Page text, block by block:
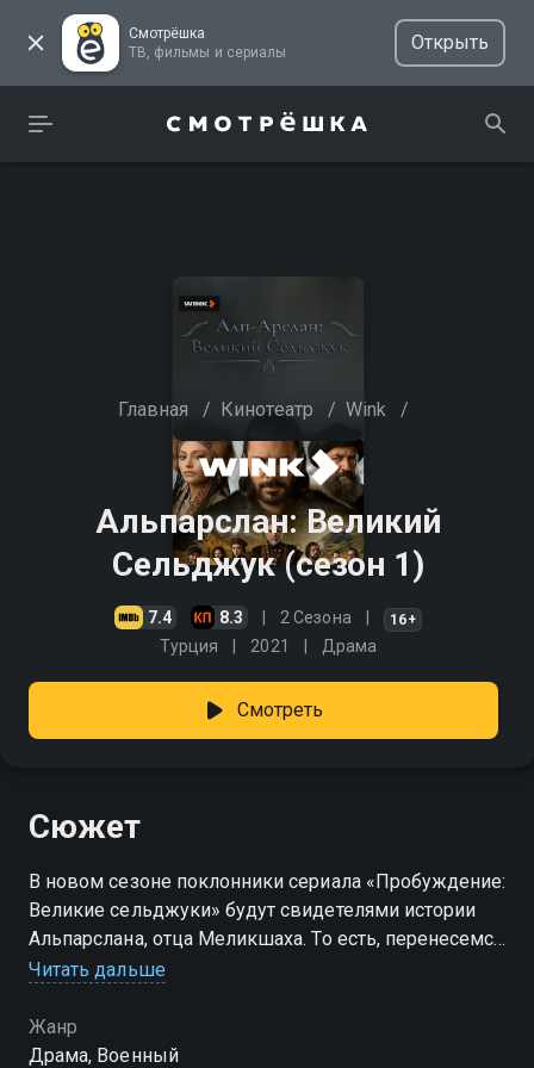
Смотрёшка
ТВ, фильмы и сериалы
Открыть
Главная / Кинотеатр / Wink /
Альпарслан: Великий
Сельджук (сезон 1)
7.4 8.3 2 Сезона 16+
Турция 2021 Драма
Смотреть
Сюжет
В новом сезоне поклонники сериала «Пробуждение:
Великие сельджуки» будут свидетелями истории
Альпарслана, отца Меликшаха. То есть, перенесемся
в прошлое. Султан Альпарслан (1029-1072) был
правнуком Сельджука, одноименного основателя
династии. Победы султана полностью изменили
Читать дальше
Жанр
Драма, Военный